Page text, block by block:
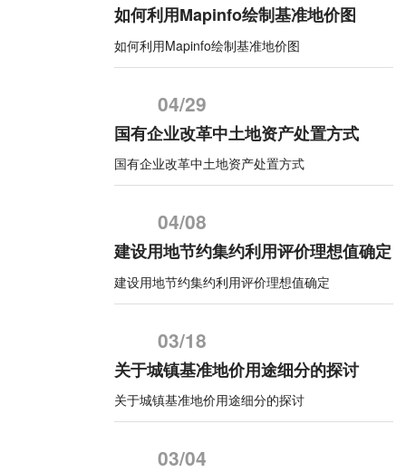
如何利用Mapinfo绘制基准地价图
如何利用Mapinfo绘制基准地价图
04/29
国有企业改革中土地资产处置方式
国有企业改革中土地资产处置方式
04/08
建设用地节约集约利用评价理想值确定
建设用地节约集约利用评价理想值确定
03/18
关于城镇基准地价用途细分的探讨
关于城镇基准地价用途细分的探讨
03/04